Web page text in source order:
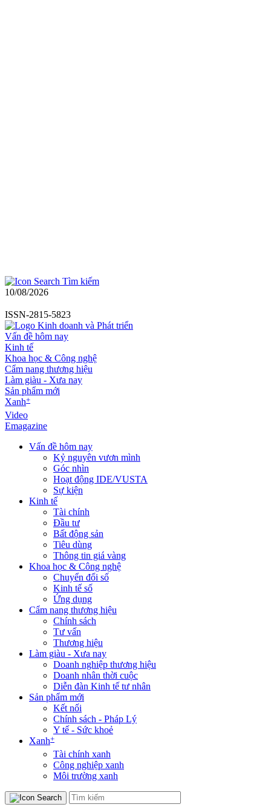
Tìm kiếm
10/08/2026
ISSN-2815-5823
Vấn đề hôm nay
Kinh tế
Khoa học & Công nghệ
Cẩm nang thương hiệu
Làm giàu - Xưa nay
Sản phẩm mới
Xanh+
Video
Emagazine
Vấn đề hôm nay
Kỷ nguyên vươn mình
Góc nhìn
Hoạt động IDE/VUSTA
Sự kiện
Kinh tế
Tài chính
Đầu tư
Bất động sản
Tiêu dùng
Thông tin giá vàng
Khoa học & Công nghệ
Chuyển đổi số
Kinh tế số
Ứng dụng
Cẩm nang thương hiệu
Chính sách
Tư vấn
Thương hiệu
Làm giàu - Xưa nay
Doanh nghiệp thương hiệu
Doanh nhân thời cuộc
Diễn đàn Kinh tế tư nhân
Sản phẩm mới
Kết nối
Chính sách - Pháp Lý
Y tế - Sức khoẻ
Xanh+
Tài chính xanh
Công nghiệp xanh
Môi trường xanh